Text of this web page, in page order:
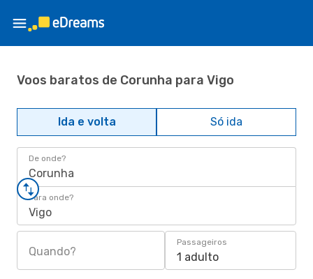
Voos baratos de Corunha para Vigo
Ida e volta Só ida
De onde?
Corunha
Para onde?
Vigo
Quando?
Passageiros
1 adulto